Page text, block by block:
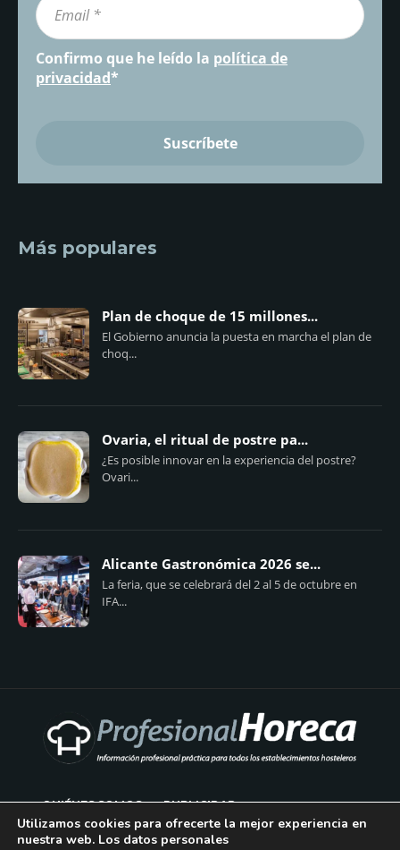
Confirmo que he leído la política de
privacidad*
Más populares
Plan de choque de 15 millones...
El Gobierno anuncia la puesta en marcha el plan de
choq...
Ovaria, el ritual de postre pa...
¿Es posible innovar en la experiencia del postre?
Ovari...
Alicante Gastronómica 2026 se...
La feria, que se celebrará del 2 al 5 de octubre en
IFA...
QUIÉNES SOMOS PUBLICIDAD
AVISO LEGAL
Utilizamos cookies para ofrecerte la mejor experiencia en
nuestra web. Los datos personales